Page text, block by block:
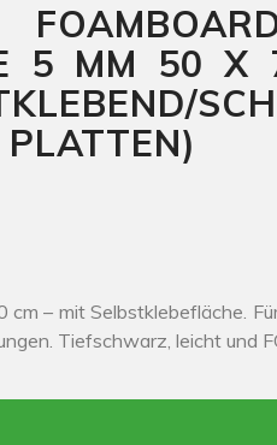
5 MM 50 X
– mit Selbstklebefläche.
Tiefschwarz, leicht und